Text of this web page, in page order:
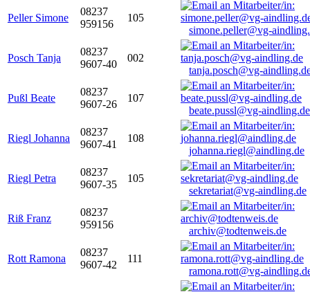
Peller Simone
08237
959156
105
simone.peller@vg-
Posch Tanja
08237
9607-40
002
tanja.posch@vg-
Pußl Beate
08237
9607-26
107
beate.pussl@vg-aindling.de
Riegl Johanna
08237
9607-41
108
johanna.riegl@aindling.de
Riegl Petra
08237
9607-35
105
sekretariat@vg-aindling.de
Riß Franz
08237
959156
archiv@todtenweis.de
Rott Ramona
08237
9607-42
111
ramona.rott@vg-